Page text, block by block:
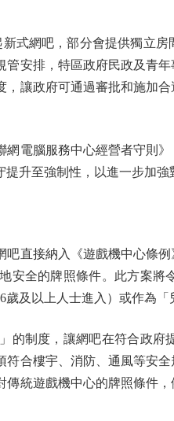
網吧，部分會提供獨立房
安排，特區政府民政及青
讓政府可通過審批和施加
電腦服務中心經營者守則
升至強制性，以進一步加強
接納入《遊戲機中心條例
安全的牌照條件。此方案
及以上人士進入）或作為
制度，讓網吧在符合政府
合樓宇、消防、通風等安
統遊戲機中心的牌照條件